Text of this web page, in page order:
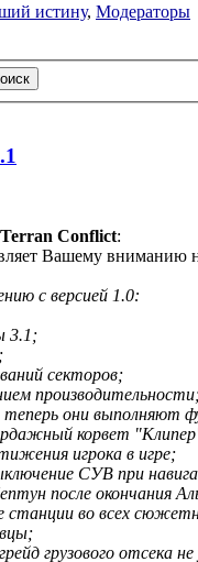
истину, Модераторы
Conflict:
Вашему вниманию
с версией 1.0:
3.1;
секторов;
теперь они выполняют
корвет
игрока в игре;
СУВ при
после
во всех
грузового отсека